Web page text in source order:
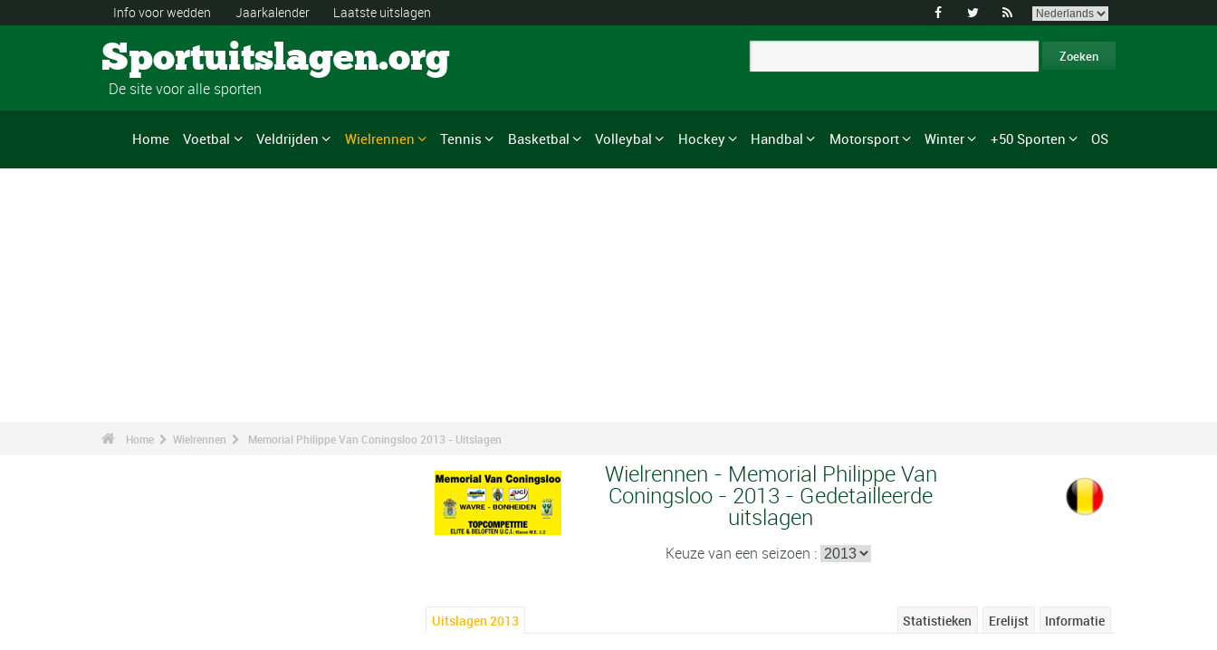
Info voor wedden Jaarkalender Laatste uitslagen   
Sportuitslagen.org
De site voor alle sporten
Home Voetbal Veldrijden Wielrennen Tennis Basketbal Volleybal Hockey Handbal Motorsport Winter +50 Sporten OS
Home Wielrennen Memorial Philippe Van Coningsloo 2013 - Uitslagen
Wielrennen - Memorial Philippe Van
Coningsloo - 2013 - Gedetailleerde
uitslagen
Keuze van een seizoen :
Uitslagen 2013 Informatie
Erelijst
Statistieken